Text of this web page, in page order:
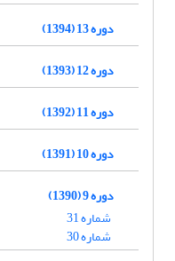
دوره 13 (1394)
دوره 12 (1393)
دوره 11 (1392)
دوره 10 (1391)
دوره 9 (1390)
شماره 31
شماره 30